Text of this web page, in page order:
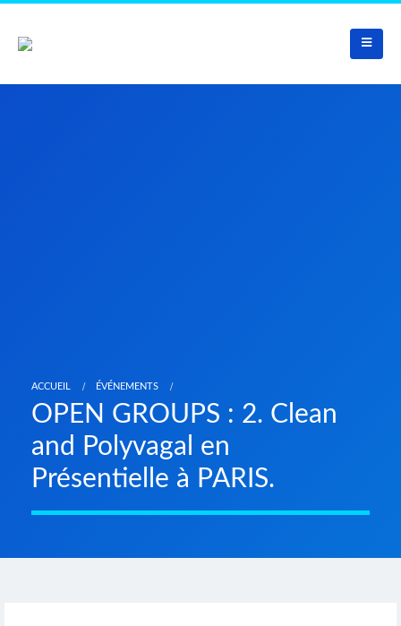
ACCUEIL ÉVÉNEMENTS
OPEN GROUPS : 2. Clean
and Polyvagal en
Présentielle à PARIS.